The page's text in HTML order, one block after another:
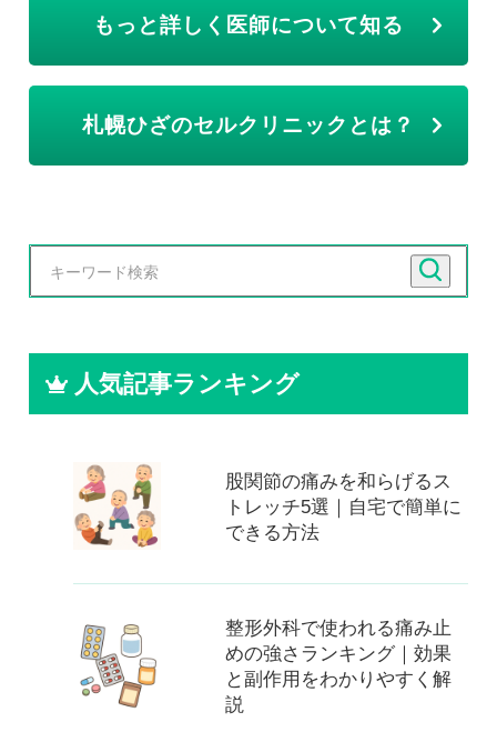
もっと詳しく医師について知る
札幌ひざのセルクリニックとは？
人気記事ランキング
股関節の痛みを和らげるス
トレッチ5選｜自宅で簡単に
できる方法
整形外科で使われる痛み止
めの強さランキング｜効果
と副作用をわかりやすく解
説